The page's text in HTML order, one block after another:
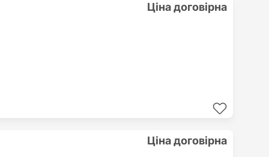
Ціна договірна
Ціна договірна